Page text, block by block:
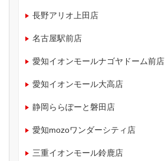
長野アリオ上田店
名古屋駅前店
愛知イオンモールナゴヤドーム前店
愛知イオンモール大高店
静岡ららぽーと磐田店
愛知mozoワンダーシティ店
三重イオンモール鈴鹿店